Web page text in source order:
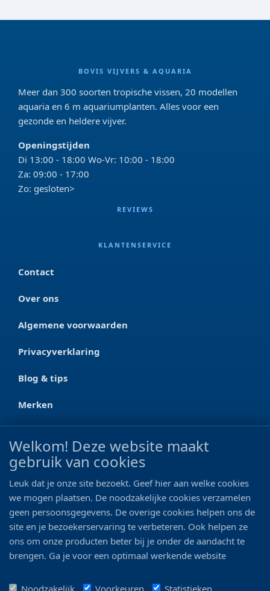
BOVIS VIJVERS & AQUARIA
Meer dan 300 soorten tropische vissen, 20 modellen
aquaria en 6 m aquariumplanten. Alles voor een
gezonde en heldere vijver.
Openingstijden
Di 13:00 - 18:00 Wo-Vr: 10:00 - 18:00
Za: 09:00 - 17:00
Zo: gesloten>
REVIEWS
KLANTENSERVICE
Contact
Over ons
Algemene voorwaarden
Privacyverklaring
Blog & tips
Merken
CONTACT
Ootmarsumseweg 125a
0546 - 622 990
06 - 11 19 81 42
info@bo-vis.nl
Welkom! Deze website maakt
gebruik van cookies
Leuk dat je onze site bezoekt. Geef hier aan welke cookies
we mogen plaatsen. De noodzakelijke cookies verzamelen
geen persoonsgegevens. De overige cookies helpen ons de
site en je bezoekerservaring te verbeteren. Ook helpen ze
ons om onze producten beter bij je onder de aandacht te
brengen. Ga je voor een optimaal werkende website
Noodzakelijk
Voorkeuren Statistieken